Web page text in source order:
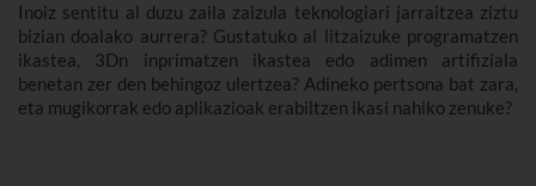
Inoiz sentitu al duzu zaila zaizula teknologiari jarraitzea ziztu
bizian doalako aurrera? Gustatuko al litzaizuke programatzen
ikastea, 3Dn inprimatzen ikastea edo adimen artifiziala
benetan zer den behingoz ulertzea? Adineko pertsona bat zara,
eta mugikorrak edo aplikazioak erabiltzen ikasi nahiko zenuke?